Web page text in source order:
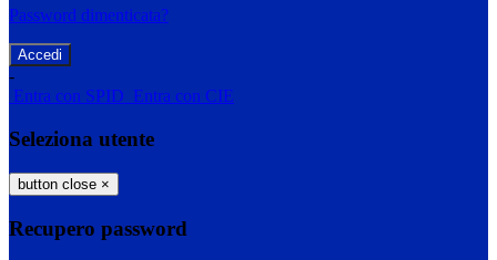
Password dimenticata?
-
Entra con SPID Entra con CIE
Seleziona utente
button close ×
Recupero password